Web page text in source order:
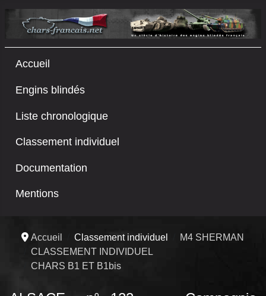
Accueil
Engins blindés
Liste chronologique
Classement individuel
Documentation
Mentions
Accueil Classement individuel
M4 SHERMAN
CLASSEMENT INDIVIDUEL
CHARS B1 ET B1bis